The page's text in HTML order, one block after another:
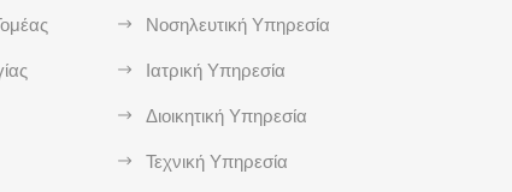
Νοσηλευτική Υπηρεσία
Ιατρική Υπηρεσία
Διοικητική Υπηρεσία
Τεχνική Υπηρεσία